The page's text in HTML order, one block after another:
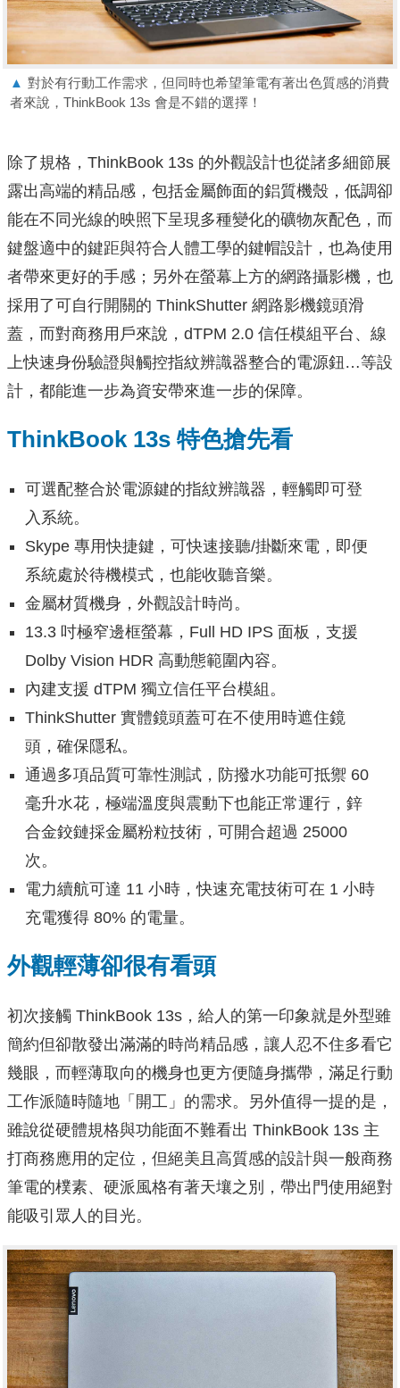
▲ 對於有行動工作需求，但同時也希望筆電有著出色質感的消費
者來說，ThinkBook 13s 會是不錯的選擇！
除了規格，ThinkBook 13s 的外觀設計也從諸多細節展
露出高端的精品感，包括金屬飾面的鋁質機殼，低調卻
能在不同光線的映照下呈現多種變化的礦物灰配色，而
鍵盤適中的鍵距與符合人體工學的鍵帽設計，也為使用
者帶來更好的手感；另外在螢幕上方的網路攝影機，也
採用了可自行開關的 ThinkShutter 網路影機鏡頭滑
蓋，而對商務用戶來說，dTPM 2.0 信任模組平台、線
上快速身份驗證與觸控指紋辨識器整合的電源鈕…等設
計，都能進一步為資安帶來進一步的保障。
ThinkBook 13s 特色搶先看
可選配整合於電源鍵的指紋辨識器，輕觸即可登
入系統。
Skype 專用快捷鍵，可快速接聽/掛斷來電，即便
系統處於待機模式，也能收聽音樂。
金屬材質機身，外觀設計時尚。
13.3 吋極窄邊框螢幕，Full HD IPS 面板，支援
Dolby Vision HDR 高動態範圍內容。
內建支援 dTPM 獨立信任平台模組。
ThinkShutter 實體鏡頭蓋可在不使用時遮住鏡
頭，確保隱私。
通過多項品質可靠性測試，防撥水功能可抵禦 60
毫升水花，極端溫度與震動下也能正常運行，鋅
合金鉸鏈採金屬粉粒技術，可開合超過 25000
次。
電力續航可達 11 小時，快速充電技術可在 1 小時
充電獲得 80% 的電量。
外觀輕薄卻很有看頭
初次接觸 ThinkBook 13s，給人的第一印象就是外型雖
簡約但卻散發出滿滿的時尚精品感，讓人忍不住多看它
幾眼，而輕薄取向的機身也更方便隨身攜帶，滿足行動
工作派隨時隨地「開工」的需求。另外值得一提的是，
雖說從硬體規格與功能面不難看出 ThinkBook 13s 主
打商務應用的定位，但絕美且高質感的設計與一般商務
筆電的樸素、硬派風格有著天壤之別，帶出門使用絕對
能吸引眾人的目光。